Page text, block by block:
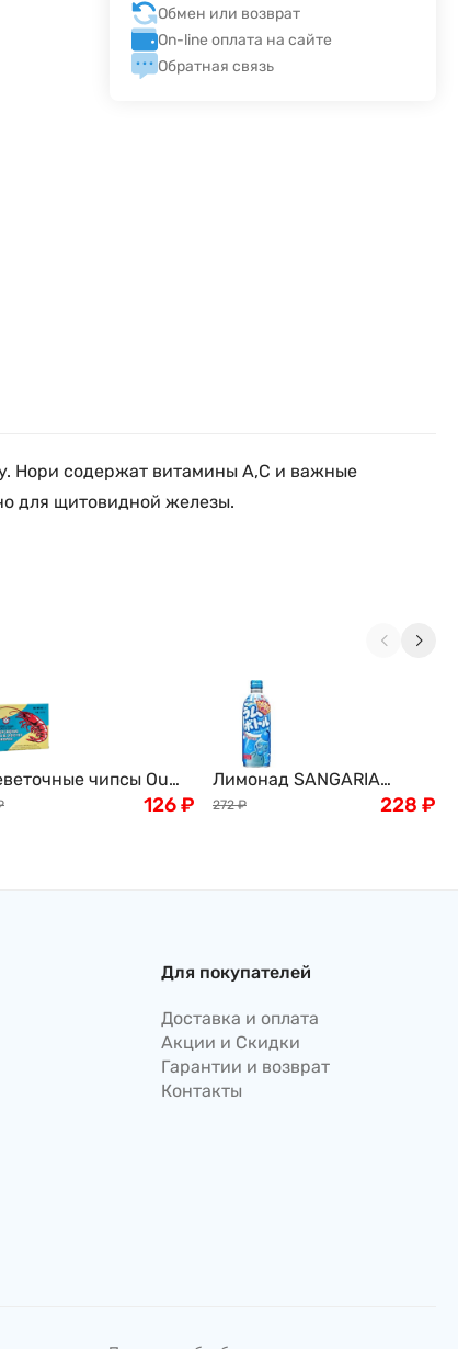
Обмен или возврат
On-line оплата на сайте
Обратная связь
Нори содержат витамины А,С и важные
для щитовидной железы.
чипсы Ou
227г
126₽
Лимонад SANGARIA
Рамунэ, Япония, 500г
272 ₽ 228 ₽
Для покупателей
Доставка и оплата
Акции и Скидки
Гарантии и возврат
Контакты